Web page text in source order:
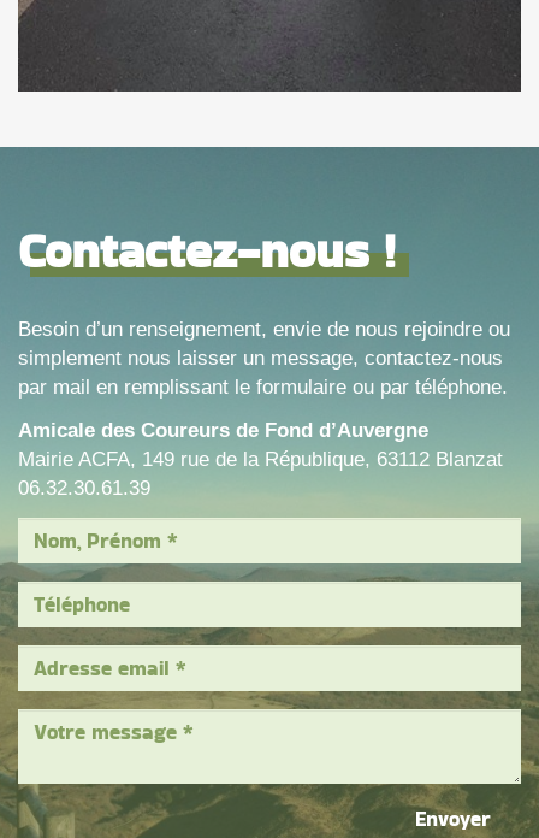
Contactez-nous !
Besoin d’un renseignement, envie de nous rejoindre ou
simplement nous laisser un message, contactez-nous
par mail en remplissant le formulaire ou par téléphone.
Amicale des Coureurs de Fond d’Auvergne
Mairie ACFA, 149 rue de la République, 63112 Blanzat
06.32.30.61.39
Envoyer